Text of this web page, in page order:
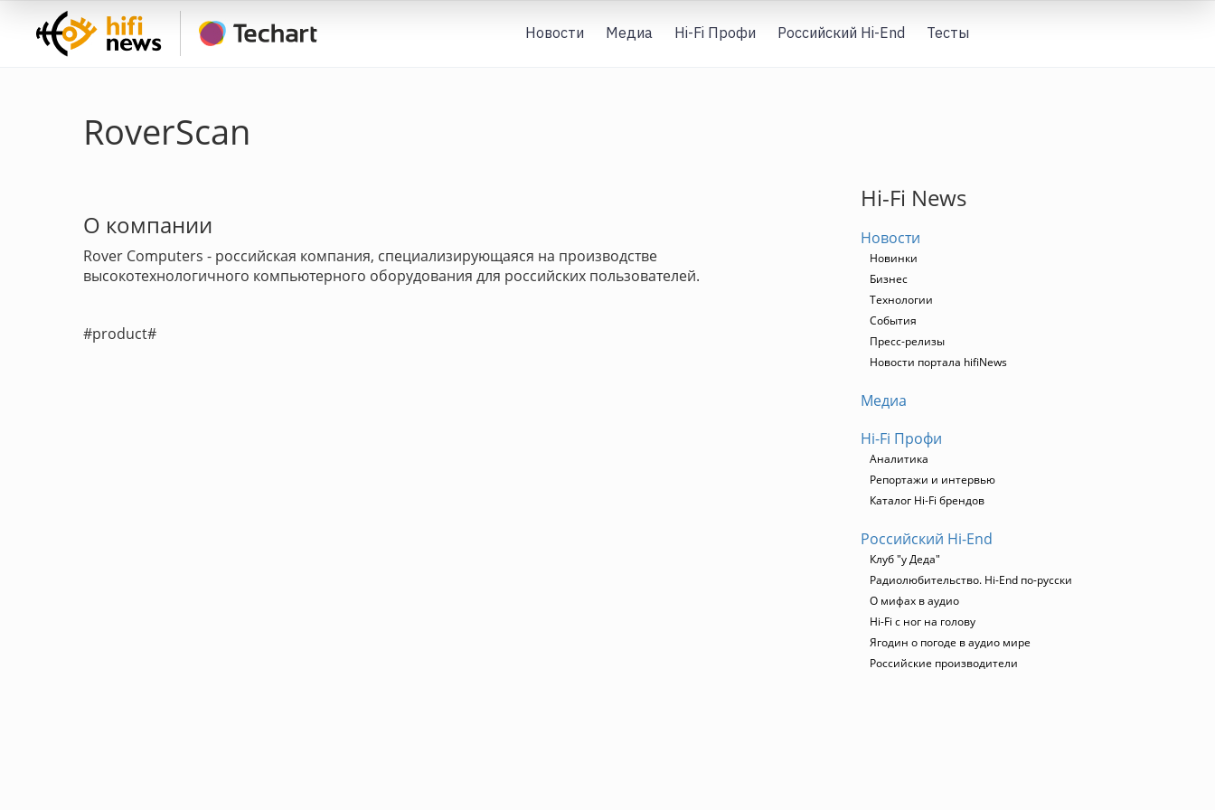
Новости Медиа Hi-Fi Профи Российский Hi-End Тесты
RoverScan
О компании
Rover Computers - российская компания, специализирующаяся на производстве
высокотехнологичного компьютерного оборудования для российских пользователей.
#product#
Hi-Fi News
Новости
Новинки
Бизнес
Технологии
События
Пресс-релизы
Новости портала hifiNews
Медиа
Hi-Fi Профи
Аналитика
Репортажи и интервью
Каталог Hi-Fi брендов
Российский Hi-End
Клуб "у Деда"
Радиолюбительство. Hi-End по-русски
О мифах в аудио
Hi-Fi с ног на голову
Ягодин о погоде в аудио мире
Российские производители